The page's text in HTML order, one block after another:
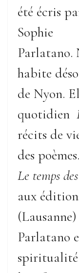
été écris
Sophie
Parlatano.
habite
de Nyon.
quotidien
récits de
des
Le temps
aux
Parlatano